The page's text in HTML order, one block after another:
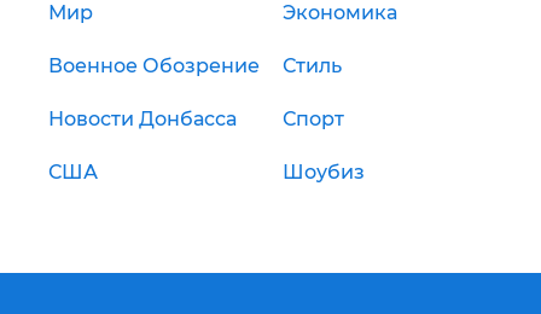
Мир Экономика
Военное Обозрение Стиль
Новости Донбасса Спорт
США Шоубиз